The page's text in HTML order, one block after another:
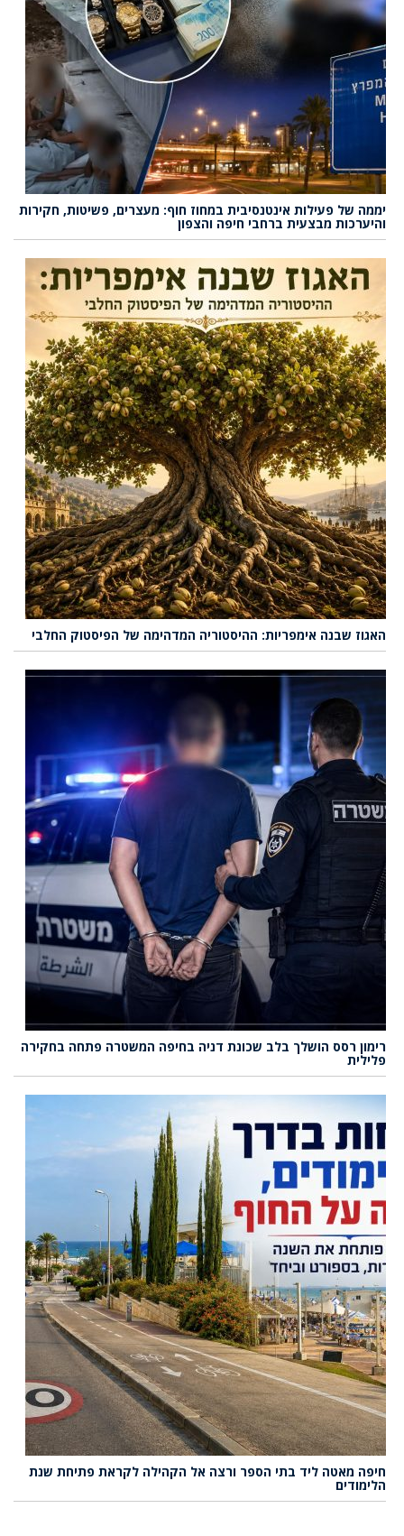
יממה של פעילות אינטנסיבית במחוז חוף: מעצרים, פשיטות, חקירות
והיערכות מבצעית ברחבי חיפה והצפון
האגוז שבנה אימפריות: ההיסטוריה המדהימה של הפיסטוק החלבי
רימון רסס הושלך בלב שכונת דניה בחיפה המשטרה פתחה בחקירה
פלילית
חיפה מאטה ליד בתי הספר ורצה אל הקהילה לקראת פתיחת שנת
הלימודים